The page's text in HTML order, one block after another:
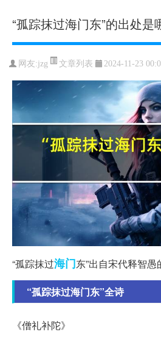
“孤踪抹过海门东”的出处是
网友:jzg 文章列表 2024-11-23
“孤踪抹过海门东”出自宋代释智愚
“孤踪抹过海门东”全诗
《僧礼补陀》